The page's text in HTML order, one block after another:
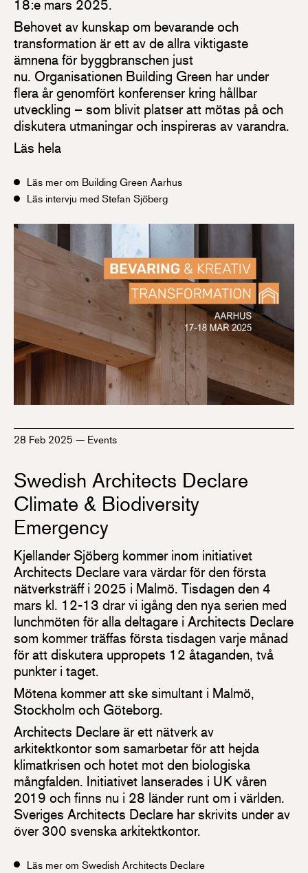
18:e mars 2025.
Behovet av kunskap om bevarande och
transformation är ett av de allra viktigaste
ämnena för byggbranschen just
nu. Organisationen Building Green har under
flera år genomfört konferenser kring hållbar
utveckling – som blivit platser att mötas på och
diskutera utmaningar och inspireras av varandra.
Läs hela
Läs mer om Building Green Aarhus
Läs intervju med Stefan Sjöberg
28 Feb 2025 — Events
Swedish Architects Declare
Climate & Biodiversity
Emergency
Kjellander Sjöberg kommer inom initiativet
Architects Declare vara värdar för den första
nätverksträff i 2025 i Malmö. Tisdagen den 4
mars kl. 12-13 drar vi igång den nya serien med
lunchmöten för alla deltagare i Architects Declare
som kommer träffas första tisdagen varje månad
för att diskutera uppropets 12 åtaganden, två
punkter i taget.
Mötena kommer att ske simultant i Malmö,
Stockholm och Göteborg.
Architects Declare är ett nätverk av
arkitektkontor som samarbetar för att hejda
klimatkrisen och hotet mot den biologiska
mångfalden. Initiativet lanserades i UK våren
2019 och finns nu i 28 länder runt om i världen.
Sveriges Architects Declare har skrivits under av
över 300 svenska arkitektkontor.
Läs mer om Swedish Architects Declare